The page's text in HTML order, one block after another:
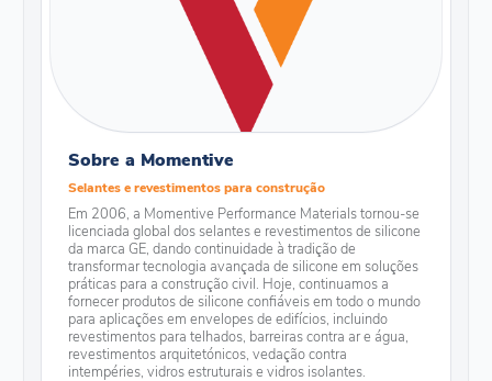
Sobre a Momentive
Selantes e revestimentos para construção
Em 2006, a Momentive Performance Materials tornou-se
licenciada global dos selantes e revestimentos de silicone
da marca GE, dando continuidade à tradição de
transformar tecnologia avançada de silicone em soluções
práticas para a construção civil. Hoje, continuamos a
fornecer produtos de silicone confiáveis em todo o mundo
para aplicações em envelopes de edifícios, incluindo
revestimentos para telhados, barreiras contra ar e água,
revestimentos arquitetónicos, vedação contra
intempéries, vidros estruturais e vidros isolantes.